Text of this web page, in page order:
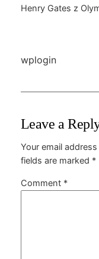
Henry Gates z
wplogin
Leave a
Your email
fields are marked *
Comment *